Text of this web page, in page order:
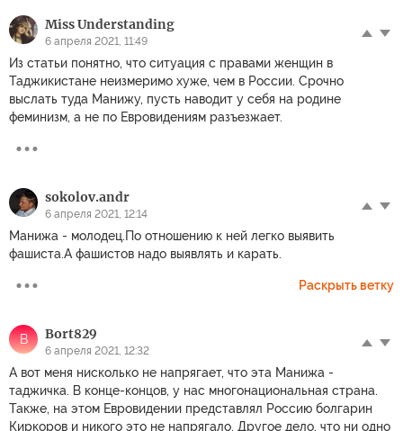
Miss Understanding
6 апреля 2021, 11:49
Из статьи понятно, что ситуация с правами женщин в
Таджикистане неизмеримо хуже, чем в России. Срочно
выслать туда Манижу, пусть наводит у себя на родине
феминизм, а не по Евровидениям разъезжает.
sokolov.andr
6 апреля 2021, 12:14
Манижа - молодец.По отношению к ней легко выявить
фашиста.А фашистов надо выявлять и карать.
Раскрыть ветку
B Bort829
6 апреля 2021, 12:32
А вот меня нисколько не напрягает, что эта Манижа -
таджичка. В конце-концов, у нас многонациональная страна.
Также, на этом Евровидении представлял Россию болгарин
Киркоров и никого это не напрягало. Другое дело, что ни одно